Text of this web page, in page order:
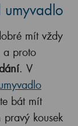
umyvadlo
mít vždy
a proto
. V
bát mít
kousek